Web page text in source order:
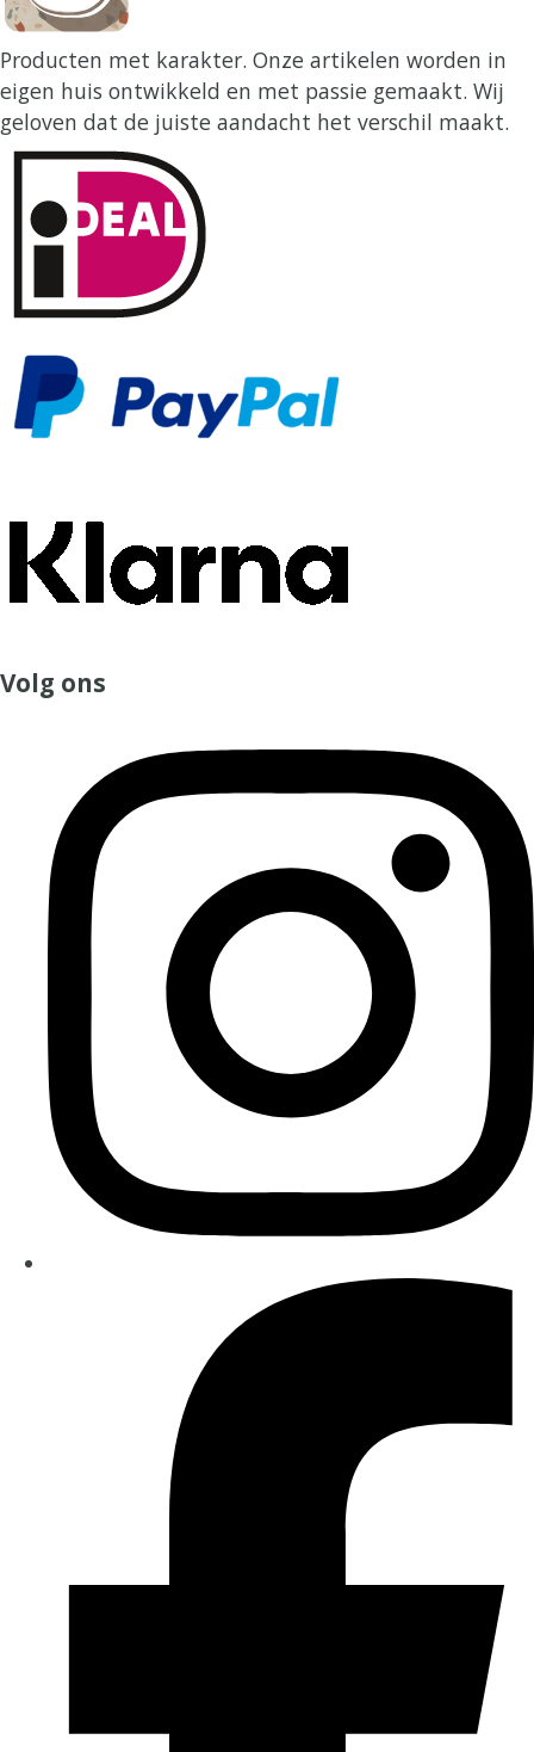
Producten met karakter. Onze artikelen worden in
eigen huis ontwikkeld en met passie gemaakt. Wij
geloven dat de juiste aandacht het verschil maakt.
Volg ons